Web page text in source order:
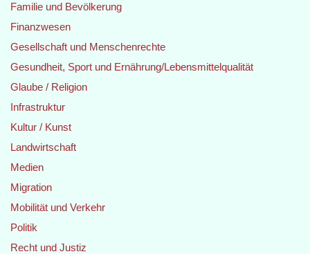
Familie und Bevölkerung
Finanzwesen
Gesellschaft und Menschenrechte
Gesundheit, Sport und Ernährung/Lebensmittelqualität
Glaube / Religion
Infrastruktur
Kultur / Kunst
Landwirtschaft
Medien
Migration
Mobilität und Verkehr
Politik
Recht und Justiz